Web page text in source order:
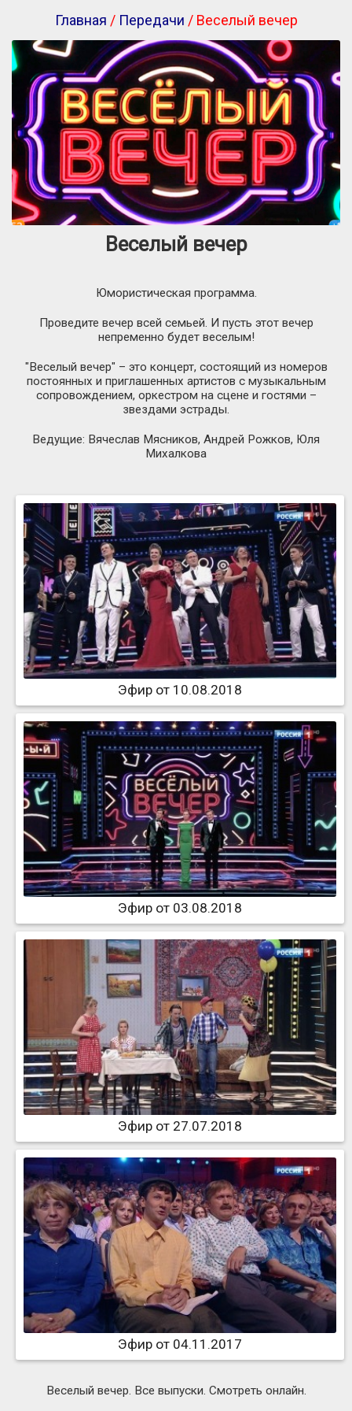
Главная / Передачи / Веселый вечер
Веселый вечер
Юмористическая программа.
Проведите вечер всей семьей. И пусть этот вечер
непременно будет веселым!
"Веселый вечер" – это концерт, состоящий из номеров
постоянных и приглашенных артистов с музыкальным
сопровождением, оркестром на сцене и гостями –
звездами эстрады.
Ведущие: Вячеслав Мясников, Андрей Рожков, Юля
Михалкова
Эфир от 10.08.2018
Эфир от 03.08.2018
Эфир от 27.07.2018
Эфир от 04.11.2017
Веселый вечер. Все выпуски. Смотреть онлайн.